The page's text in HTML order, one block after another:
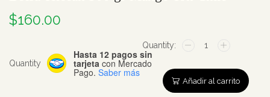
$160.00
Quantity
Hasta 12 pagos sin
tarjeta con Mercado
Pago. Saber más
Bolsa
500
gr
Mango
Añadir al carrito